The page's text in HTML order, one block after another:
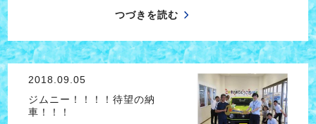
つづきを読む
2018.09.05
ジムニー！！！！待望の納
車！！！